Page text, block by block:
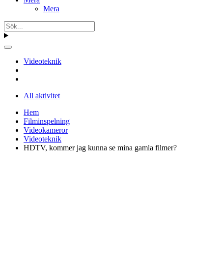
Mera
Videoteknik
All aktivitet
Hem
Filminspelning
Videokameror
Videoteknik
HDTV, kommer jag kunna se mina gamla filmer?